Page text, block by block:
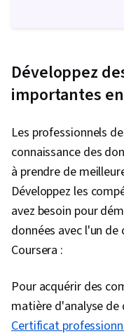
Développez
importantes
Les professionnels
connaissance des
à prendre de
Développez les
avez besoin pour
données avec l'un
Coursera :
Pour acquérir des
matière d'analyse de
Certificat